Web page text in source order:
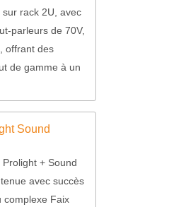
rack 2U, avec
parleurs de 70V,
offrant des
de gamme à un
Sound
+ Sound
avec succès
complexe Faix